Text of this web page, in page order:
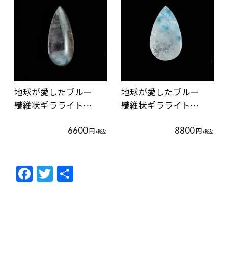
地球が愛したブルー
繊維状ギラライト…
6600円 (税込)
地球が愛したブルー
繊維状ギラライト…
8800円 (税込)
F
ac
T
w